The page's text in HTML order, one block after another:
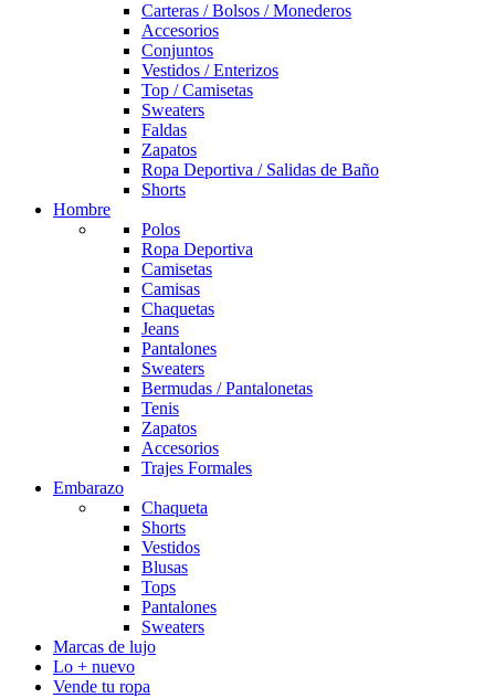
Carteras / Bolsos / Monederos
Accesorios
Conjuntos
Vestidos / Enterizos
Top / Camisetas
Sweaters
Faldas
Zapatos
Ropa Deportiva / Salidas de Baño
Shorts
Hombre
Polos
Ropa Deportiva
Camisetas
Camisas
Chaquetas
Jeans
Pantalones
Sweaters
Bermudas / Pantalonetas
Tenis
Zapatos
Accesorios
Trajes Formales
Embarazo
Chaqueta
Shorts
Vestidos
Blusas
Tops
Pantalones
Sweaters
Marcas de lujo
Lo + nuevo
Vende tu ropa